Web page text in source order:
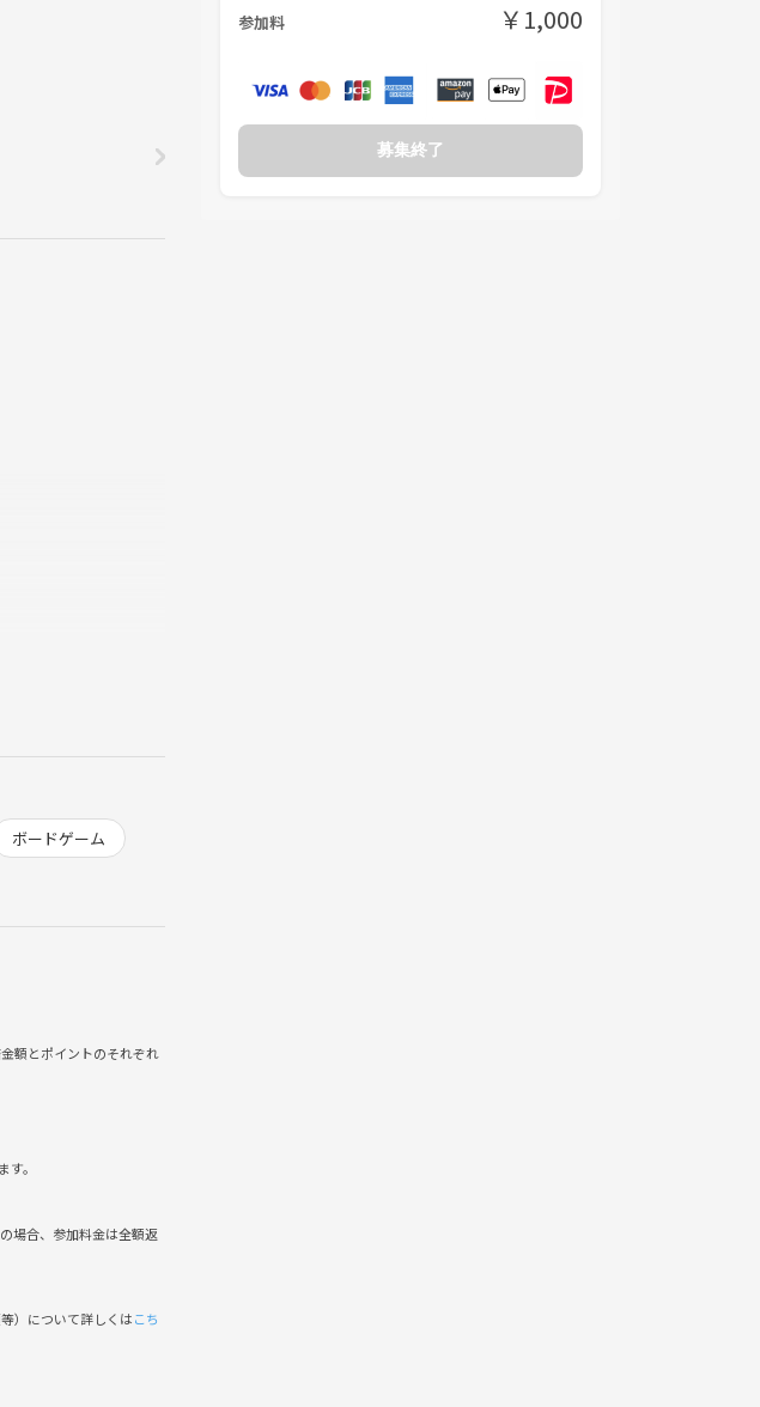
ボードゲーム
額とポイントのそれぞれ
。
場合、参加料金は全額返
）について詳しくはこち
参加料 ￥1,000
募集終了